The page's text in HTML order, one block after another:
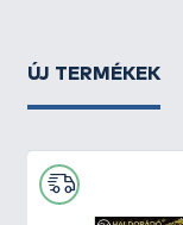
ÚJ TERMÉKEK